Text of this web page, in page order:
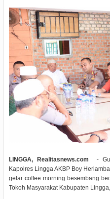
LINGGA, Realitasnews.com -
Kapolres Lingga AKBP Boy
gelar coffee morning besembang
Tokoh Masyarakat Kabupaten